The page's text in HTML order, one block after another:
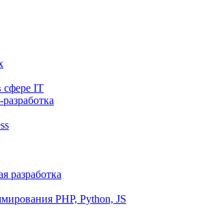
сфере IT
разработка
PHP, Python, JS